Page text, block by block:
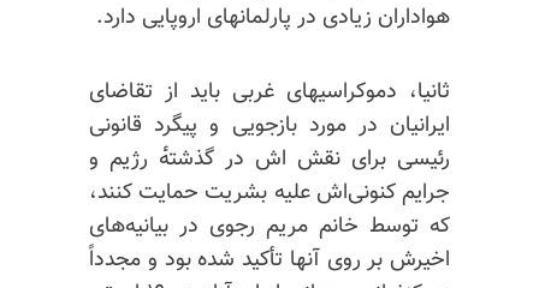
هواداران زیادی در پارلمانهای اروپایی دارد.
ثانیا، دموکراسیهای غربی باید از تقاضای
ایرانیان در مورد بازجویی و پیگرد قانونی
رئیسی برای نقش اش در گذشته‌ٔ رژیم و
جرایم کنونی‌اش علیه بشریت حمایت کنند،
که توسط خانم مریم رجوی در بیانیه‌های
اخیرش بر روی آنها تأکید شده بود و مجدداً